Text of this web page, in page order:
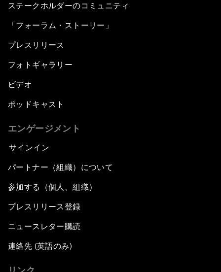
ステークホルダーのコミュニティ
「フォーラム・ストーリー」
プレスリリース
フォトギャラリー
ビデオ
ポッドキャスト
エンゲージメント
サインイン
パートナー（組織）について
参加する（個人、組織）
プレスリリース登録
ニュースレター購読
連絡先 (英語のみ)